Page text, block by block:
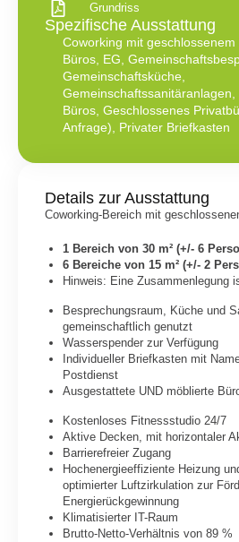
Grundriss
Spezifische Ausstattung
Coworking mit geschlossenem
Büros, EG,
Gemeinschaftsküche,
Gemeinschaftssanitäranlagen,
Büros, Geschlossenes
Anfrage), Privater Briefkasten
Details zur Ausstattung
Coworking-Bereich mit
1 Bereich von 30 m² (+/- 6
6 Bereiche von 15 m² (+/- 2
Hinweis: Eine Zusammenlegung
Besprechungsraum, Küche und
gemeinschaftlich genutzt
Wasserspender zur Verfügung
Individueller Briefkasten mit
Postdienst
Ausgestattete UND möblierte
Kostenloses Fitnessstudio 24/7
Aktive Decken, mit horizontaler
Barrierefreier Zugang
Hochenergieeffiziente Heizung
optimierter Luftzirkulation zur
Energierückgewinnung
Klimatisierter IT-Raum
Brutto-Netto-Verhältnis von 89 %